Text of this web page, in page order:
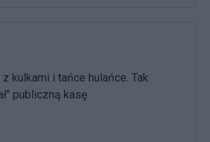
z kulkami i tańce hulańce. Tak
publiczną kasę